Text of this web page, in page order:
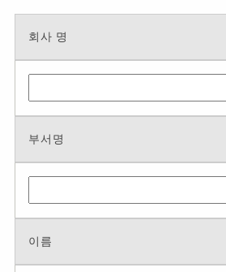
회사 명
부서명
이름